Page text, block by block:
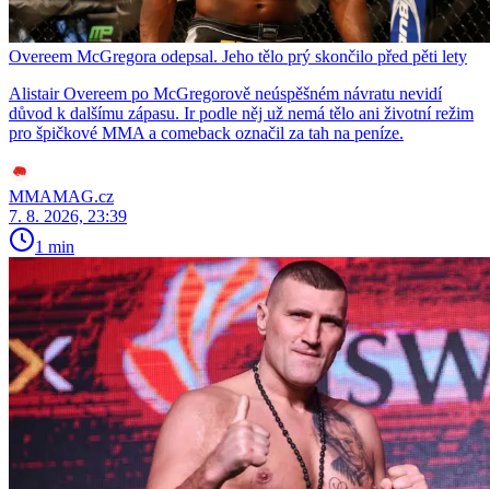
Overeem McGregora odepsal. Jeho tělo prý skončilo před pěti lety
Alistair Overeem po McGregorově neúspěšném návratu nevidí
důvod k dalšímu zápasu. Ir podle něj už nemá tělo ani životní režim
pro špičkové MMA a comeback označil za tah na peníze.
MMAMAG.cz
7. 8. 2026, 23:39
1 min